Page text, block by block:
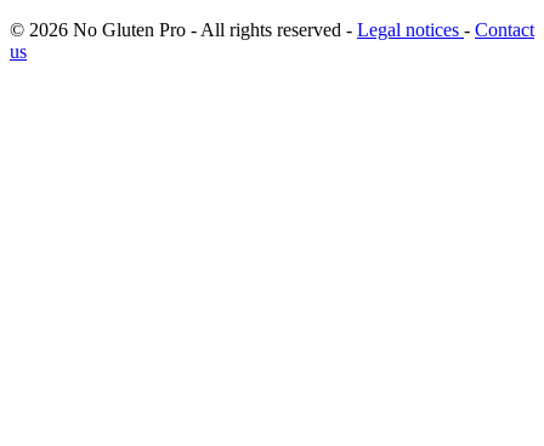
© 2026 No Gluten Pro - All rights reserved - Legal notices - Contact
us